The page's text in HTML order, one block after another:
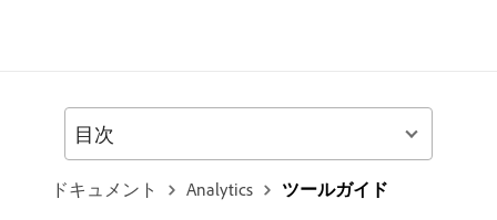
ドキュメント Analytics ツールガイド
目次